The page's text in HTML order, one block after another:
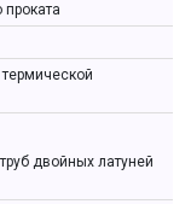
двойных латуней